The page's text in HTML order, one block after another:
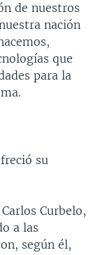
de nuestros
nación
que
para la
su
Curbelo,
a las
según él,